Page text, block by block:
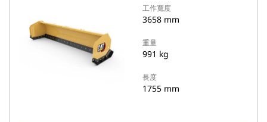
工作寬度
3658 mm
重量
991 kg
長度
1755 mm